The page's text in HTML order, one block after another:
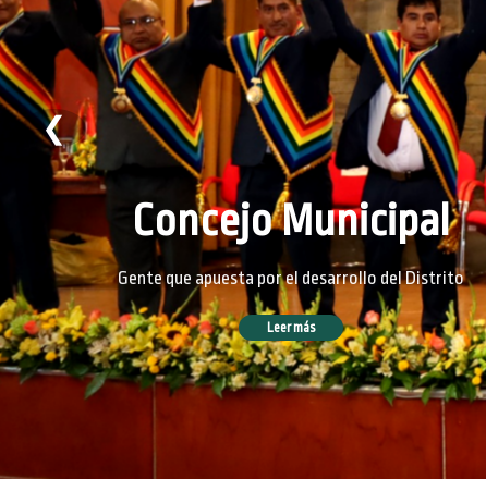
Concejo Municipal
Gente que apuesta por el desarrollo del Distrito
Leer más
❮